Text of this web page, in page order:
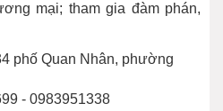
mại; tham gia đàm phán,
phố Quan Nhân, phường
- 0983951338